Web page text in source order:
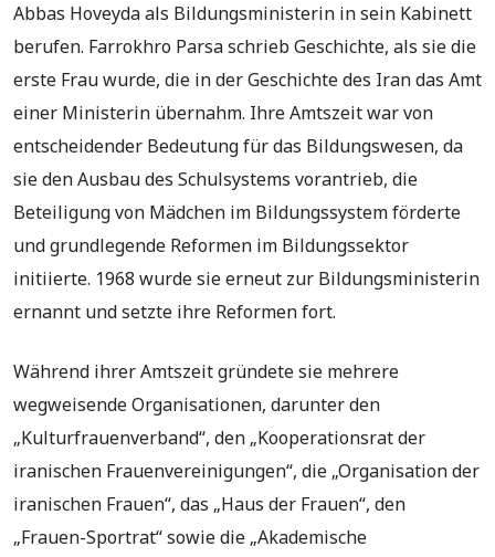
Abbas Hoveyda als Bildungsministerin in sein Kabinett
berufen. Farrokhro Parsa schrieb Geschichte, als sie die
erste Frau wurde, die in der Geschichte des Iran das Amt
einer Ministerin übernahm. Ihre Amtszeit war von
entscheidender Bedeutung für das Bildungswesen, da
sie den Ausbau des Schulsystems vorantrieb, die
Beteiligung von Mädchen im Bildungssystem förderte
und grundlegende Reformen im Bildungssektor
initiierte. 1968 wurde sie erneut zur Bildungsministerin
ernannt und setzte ihre Reformen fort.
Während ihrer Amtszeit gründete sie mehrere
wegweisende Organisationen, darunter den
„Kulturfrauenverband“, den „Kooperationsrat der
iranischen Frauenvereinigungen“, die „Organisation der
iranischen Frauen“, das „Haus der Frauen“, den
„Frauen-Sportrat“ sowie die „Akademische